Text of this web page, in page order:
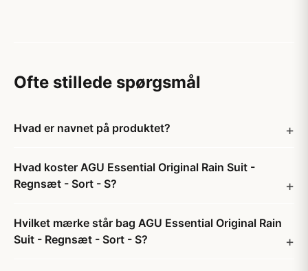
Ofte stillede spørgsmål
Hvad er navnet på produktet?
Hvad koster AGU Essential Original Rain Suit -
Regnsæt - Sort - S?
Hvilket mærke står bag AGU Essential Original Rain
Suit - Regnsæt - Sort - S?